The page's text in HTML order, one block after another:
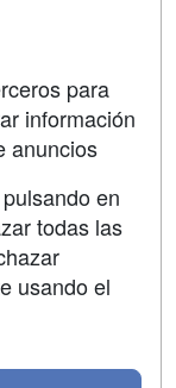
para
información
anuncios
en
todas las
usando el